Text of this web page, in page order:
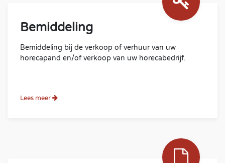
Bemiddeling
Bemiddeling bij de verkoop of verhuur van uw
horecapand en/of verkoop van uw horecabedrijf.
Lees meer